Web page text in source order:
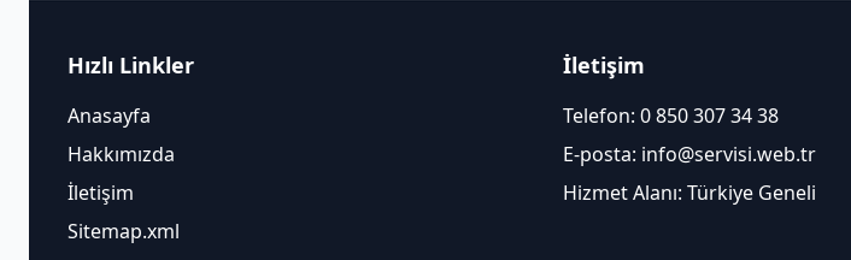
Hızlı Linkler
Anasayfa
Hakkımızda
İletişim
Sitemap.xml
İletişim
Telefon: 0 850 307 34 38
E-posta: info@servisi.web.tr
Hizmet Alanı: Türkiye Geneli